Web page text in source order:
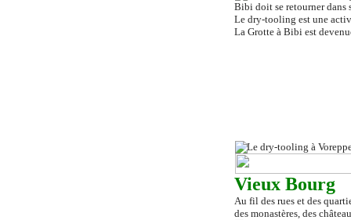
Bibi doit se retourner dans
Le dry-tooling est une
La Grotte à Bibi est
Vieux Bourg
Au fil des rues et des
des monastères, des